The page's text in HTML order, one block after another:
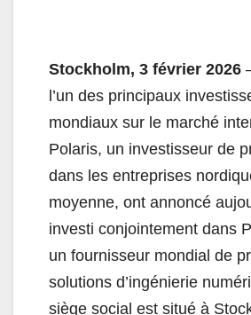
Stockholm, 3 février 2026
l’un des principaux
mondiaux sur le marché
Polaris, un investisseur de
dans les entreprises
moyenne, ont annoncé
investi conjointement dans
un fournisseur mondial de
solutions d’ingénierie
siège social est situé à